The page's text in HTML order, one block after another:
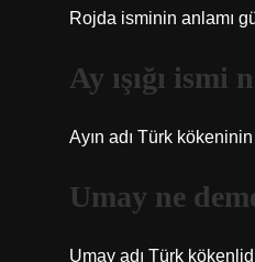
Rojda isminin anlamı
Ay ışığı ismi
Ayın adı Türk kökeninin
Umay ne
Umay adı Türk